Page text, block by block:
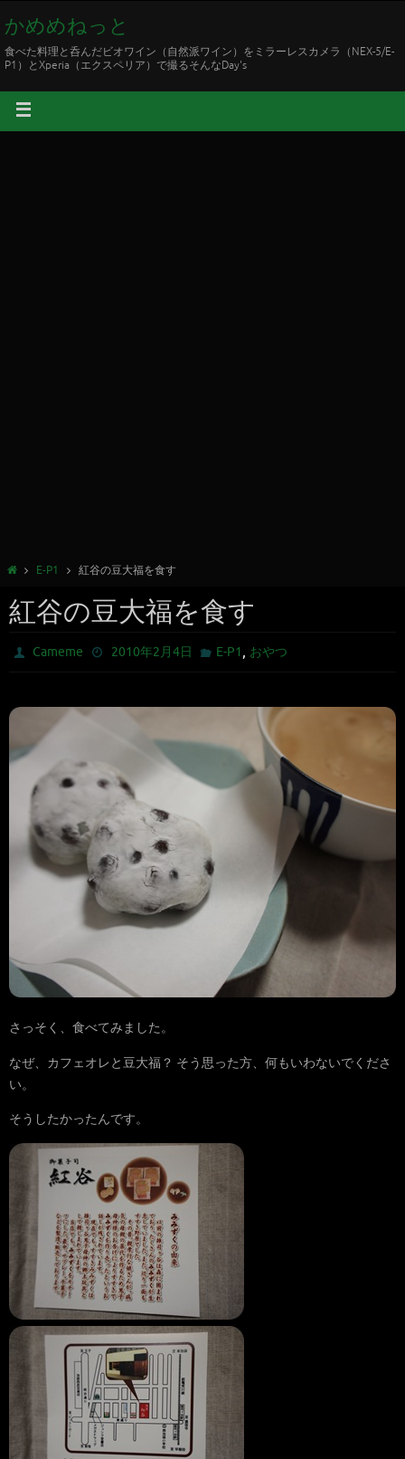
かめめねっと
食べた料理と呑んだビオワイン（自然派ワイン）をミラーレスカメラ（NEX-5/E-
P1）とXperia（エクスペリア）で撮るそんなDay's
E-P1 紅谷の豆大福を食す
紅谷の豆大福を食す
Cameme 2010年2月4日 E-P1 , おやつ
さっそく、食べてみました。
なぜ、カフェオレと豆大福？ そう思った方、何もいわないでくださ
い。
そうしたかったんです。